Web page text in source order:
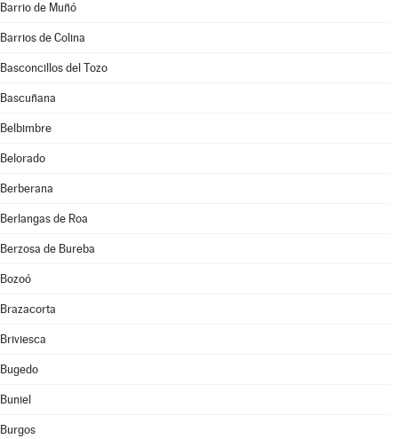
Barrio de Muñó
Barrios de Colina
Basconcillos del Tozo
Bascuñana
Belbimbre
Belorado
Berberana
Berlangas de Roa
Berzosa de Bureba
Bozoó
Brazacorta
Briviesca
Bugedo
Buniel
Burgos